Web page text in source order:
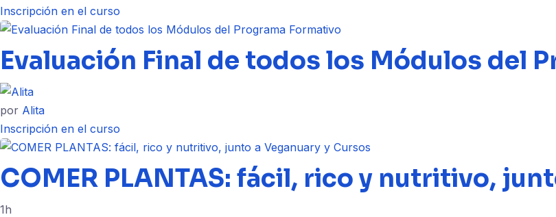
Inscripción en el curso
Evaluación Final de todos los Módulos del
por Alita
Inscripción en el curso
COMER PLANTAS: fácil, rico y nutritivo,
1h